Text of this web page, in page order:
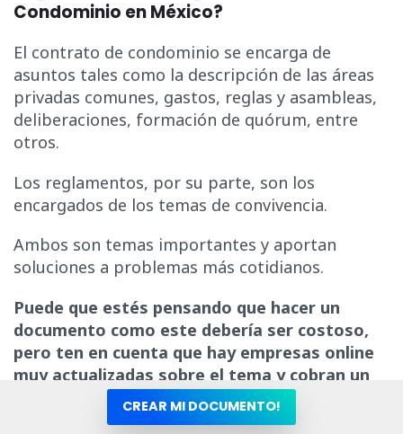
Condominio en México?
El contrato de condominio se encarga de
asuntos tales como la descripción de las áreas
privadas comunes, gastos, reglas y asambleas,
deliberaciones, formación de quórum, entre
otros.
Los reglamentos, por su parte, son los
encargados de los temas de convivencia.
Ambos son temas importantes y aportan
soluciones a problemas más cotidianos.
Puede que estés pensando que hacer un
documento como este debería ser costoso,
pero ten en cuenta que hay empresas online
muy actualizadas sobre el tema y cobran un
valor simbólico.CREAR MI DOCUMENTO!